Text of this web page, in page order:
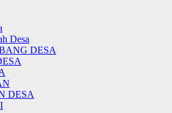
Desa
DESA
DESA